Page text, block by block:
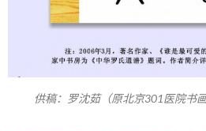
供稿：罗沈茹（原北京301医院